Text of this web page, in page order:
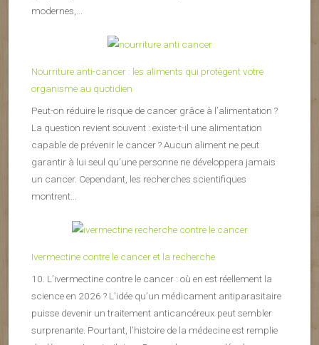
modernes,...
Nourriture anti-cancer : les aliments qui protègent votre
organisme au quotidien
Peut-on réduire le risque de cancer grâce à l’alimentation ?
La question revient souvent : existe-t-il une alimentation
capable de prévenir le cancer ? Aucun aliment ne peut
garantir à lui seul qu’une personne ne développera jamais
un cancer. Cependant, les recherches scientifiques
montrent...
Ivermectine contre le cancer et la recherche
10. L’ivermectine contre le cancer : où en est réellement la
science en 2026 ? L’idée qu’un médicament antiparasitaire
puisse devenir un traitement anticancéreux peut sembler
surprenante. Pourtant, l’histoire de la médecine est remplie